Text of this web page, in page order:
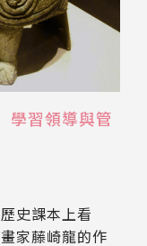
學習領導與管
史課本上看
家藤崎龍的作